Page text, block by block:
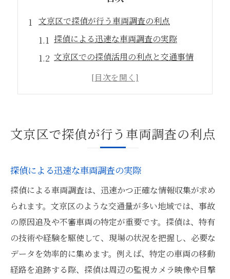
文京区で探偵が行う車両調査の利点
探偵による迅速な車両調査の実際
文京区での探偵活用の利点と交通事情
探偵が提供する車両安全性調査の重要性
効率的な情報収集が可能な探偵の手法
探偵が示す車両調査の新たな視点
探偵による文京区車両調査の重要性
交通事故原因特定における探偵の役割
探偵が担う文京区車両管理の意義
交通安全対策に探偵が果たす貢献
文京区の効率的な車両調査方法とは
探偵活用で車両調査の精度向上
文京区で探偵を活用した車両調査法
文京区で探偵が行う車両調査の利点
探偵による迅速な車両調査の実際
探偵による車両調査は、迅速かつ正確な情報収集が求め
られます。文京区のような交通量が多い地域では、事故
の原因追及や不審車両の特定が重要です。探偵は、特有
の技術や経験を駆使して、現場の状況を把握し、必要な
データを効率的に集めます。例えば、特定の車両の移動
経路を追跡する際、探偵は周辺の監視カメラ映像や目撃